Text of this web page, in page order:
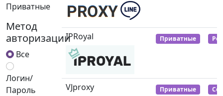
Приватные
Метод
авторизации
Все
Логин/
Пароль
IPRoyal Приватные
VJproxy Приватные